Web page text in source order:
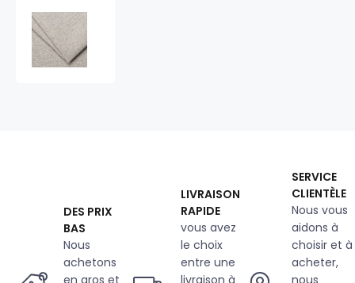
DES PRIX
BAS
Nous
achetons
LIVRAISON
RAPIDE
vous avez
le choix
entre une
SERVICE
CLIENTÈLE
Nous vous
aidons à
choisir et à
acheter,